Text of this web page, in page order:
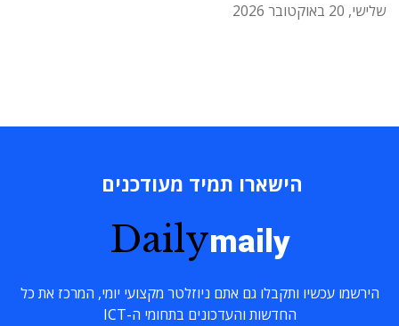
שלישי, 20 באוקטובר 2026
הישארו תמיד מעודכנים
Dailymaily
הירשמו עכשיו ותקבלו גם אתם ניוזלטר מקצועי יומי, המרכז את כל
החדשות והעדכונים בתחומי ה-ICT